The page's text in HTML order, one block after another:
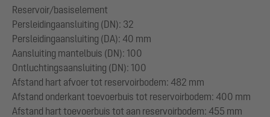
Reservoir/basiselement
Persleidingaansluiting (DN): 32
Persleidingaansluiting (DA): 40 mm
Aansluiting mantelbuis (DN): 100
Ontluchtingsaansluiting (DN): 100
Afstand hart afvoer tot reservoirbodem: 482 mm
Afstand onderkant toevoerbuis tot reservoirbodem: 400 mm
Afstand hart toevoerbuis tot aan reservoirbodem: 455 mm